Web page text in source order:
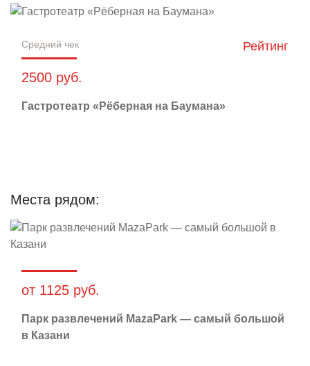
Средний чек
2500 руб.
Рейтинг
Гастротеатр «Рёберная на Баумана»
Места рядом:
от 1125 руб.
Парк развлечений MazaPark — самый большой
в Казани